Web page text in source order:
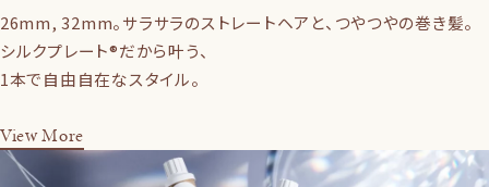
26mm, 32mm。サラサラのストレートヘアと、つやつやの巻き髪。
シルクプレート®だから叶う、
1本で自由自在なスタイル。
View More